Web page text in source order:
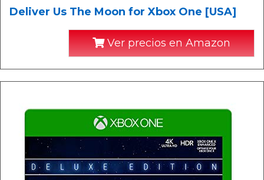
Deliver Us The Moon for Xbox One [USA]
Ver precios en Amazon